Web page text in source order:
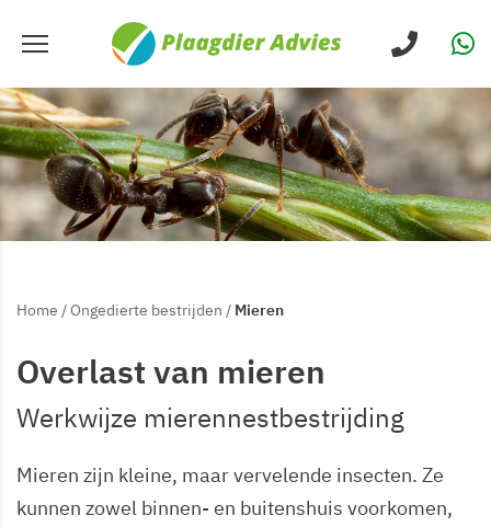
Home /Ongedierte bestrijden / Mieren
Overlast van mieren
Werkwijze mierennestbestrijding
Mieren zijn kleine, maar vervelende insecten. Ze
kunnen zowel binnen- en buitenshuis voorkomen,